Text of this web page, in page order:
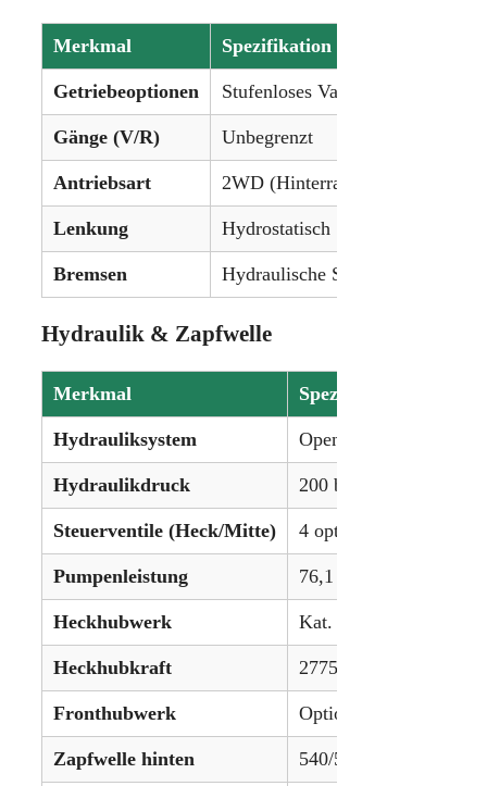
Merkmal Spezifikation
Getriebeoptionen Stufenloses Vario-Getriebe
Gänge (V/R) Unbegrenzt
Antriebsart 2WD (Hinterradantrieb) oder
Lenkung Hydrostatisch
Bremsen Hydraulische Scheibenbremsen
Hydraulik & Zapfwelle
Merkmal Spezifikation
Hydrauliksystem Open Center
Hydraulikdruck 200 bar / 2900 psi
Steuerventile (Heck/Mitte) 4 optional / 6 optional
Pumpenleistung 76,1 l/min (Standard)
Heckhubwerk Kat. II
Heckhubkraft 2775 kg (207V) / 2417
Fronthubwerk Optional (Hubkraft:
Zapfwelle hinten 540/540E/1000 U/min